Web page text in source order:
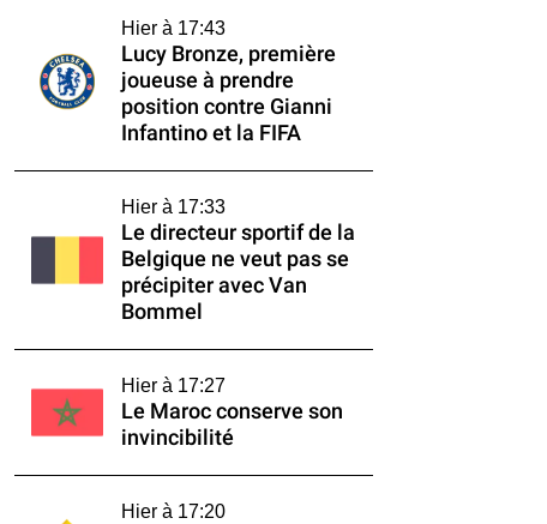
Hier à 17:43
Lucy Bronze, première
joueuse à prendre
position contre Gianni
Infantino et la FIFA
Hier à 17:33
Le directeur sportif de la
Belgique ne veut pas se
précipiter avec Van
Bommel
Hier à 17:27
Le Maroc conserve son
invincibilité
Hier à 17:20